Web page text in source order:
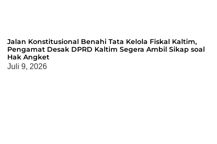
Jalan Konstitusional Benahi Tata Kelola Fiskal Kaltim,
Pengamat Desak DPRD Kaltim Segera Ambil Sikap soal
Hak Angket
Juli 9, 2026